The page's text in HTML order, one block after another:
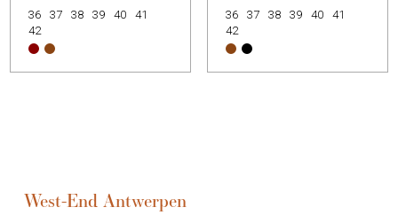
36 37 38 39 40
41
42
36 37 38 39 40
41
42
West-End Antwerpen